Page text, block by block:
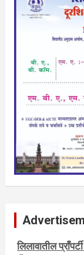
नवशक्ती- फ्री प्रेस
टेंडर, नाेटीस, आँक्शन,